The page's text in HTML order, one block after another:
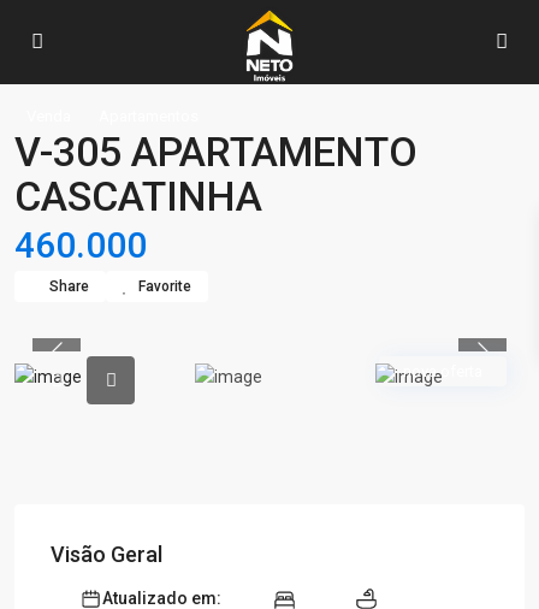
V-305 APARTAMENTO
CASCATINHA
460.000
Share Favorite
nova oferta
Previous
Visão Geral
Atualizado em: